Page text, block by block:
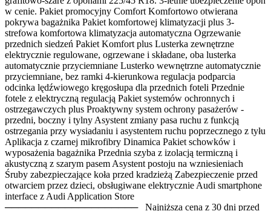
w cenie. Pakiet promocyjny Comfort Komfortowo otwierana
pokrywa bagażnika Pakiet komfortowej klimatyzacji plus 3-
strefowa komfortowa klimatyzacja automatyczna Ogrzewanie
przednich siedzeń Pakiet Komfort plus Lusterka zewnętrzne
elektrycznie regulowane, ogrzewane i składane, oba lusterka
automatycznie przyciemniane Lusterko wewnętrzne automatycznie
przyciemniane, bez ramki 4-kierunkowa regulacja podparcia
odcinka lędźwiowego kręgosłupa dla przednich foteli Przednie
fotele z elektryczną regulacją Pakiet systemów ochronnych i
ostrzegawczych plus Proaktywny system ochrony pasażerów -
przedni, boczny i tylny Asystent zmiany pasa ruchu z funkcją
ostrzegania przy wysiadaniu i asystentem ruchu poprzecznego z tyłu
Aplikacja z czarnej mikrofibry Dinamica Pakiet schowków i
wyposażenia bagażnika Przednia szyba z izolacją termiczną i
akustyczną z szarym pasem Asystent postoju na wzniesieniach
Śruby zabezpieczające koła przed kradzieżą Zabezpieczenie przed
otwarciem przez dzieci, obsługiwane elektrycznie Audi smartphone
interface z Audi Application Store
──────────────────── Najniższa cena z 30 dni przed